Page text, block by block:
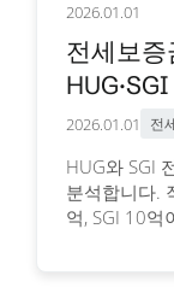
2026.01.01
전세보
2026.01.01 전
HUG와 SGI
분석합니다.
억, SGI 10억